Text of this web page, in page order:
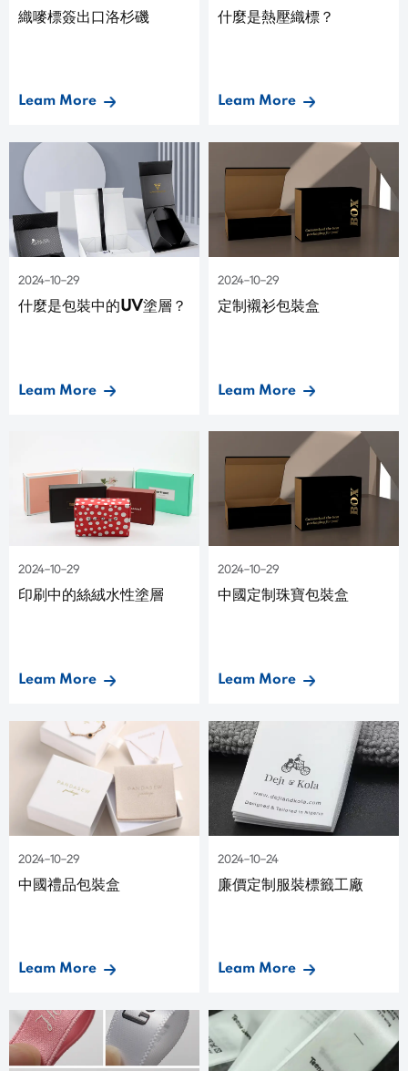
織嘜標簽出口洛杉磯
Leam More
什麼是熱壓織標？
Leam More
2024-10-29
什麼是包裝中的UV塗層？
Leam More
2024-10-29
定制襯衫包裝盒
Leam More
2024-10-29
印刷中的絲絨水性塗層
Leam More
2024-10-29
中國定制珠寶包裝盒
Leam More
2024-10-29
中國禮品包裝盒
Leam More
2024-10-24
廉價定制服裝標籤工廠
Leam More